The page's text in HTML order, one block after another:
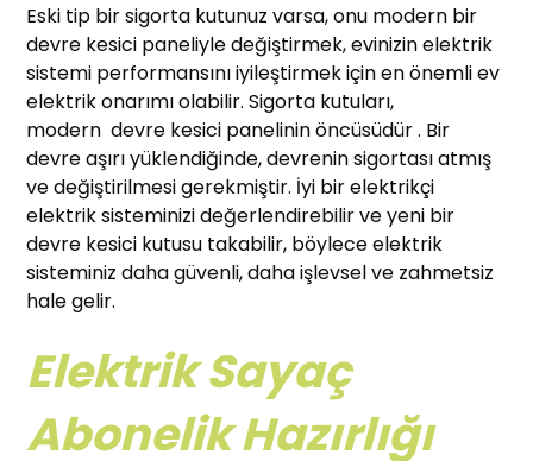
Eski tip bir sigorta kutunuz varsa, onu modern bir
devre kesici paneliyle değiştirmek, evinizin elektrik
sistemi performansını iyileştirmek için en önemli ev
elektrik onarımı olabilir. Sigorta kutuları,
modern devre kesici panelinin öncüsüdür . Bir
devre aşırı yüklendiğinde, devrenin sigortası atmış
ve değiştirilmesi gerekmiştir. İyi bir elektrikçi
elektrik sisteminizi değerlendirebilir ve yeni bir
devre kesici kutusu takabilir, böylece elektrik
sisteminiz daha güvenli, daha işlevsel ve zahmetsiz
hale gelir.
Elektrik Sayaç
Abonelik Hazırlığı